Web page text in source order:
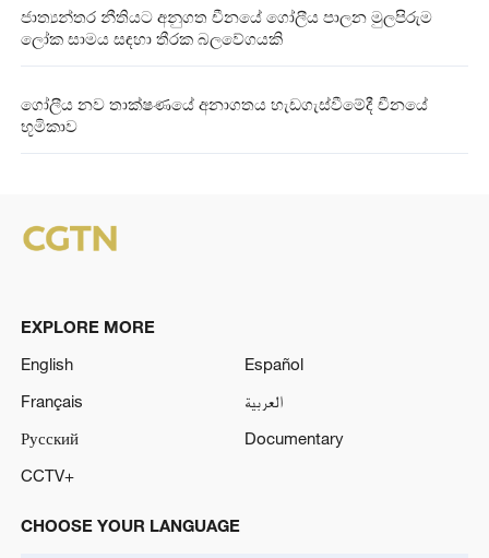
ජාත්‍යන්තර නීතියට අනුගත චීනයේ ගෝලීය පාලන මුලපිරුම
ලෝක සාමය සඳහා තීරක බලවේගයකි
ගෝලීය නව තාක්ෂණයේ අනාගතය හැඩගැස්වීමේදී චීනයේ
භූමිකාව
EXPLORE MORE
English
Español
Français
العربية
Русский
Documentary
CCTV+
CHOOSE YOUR LANGUAGE